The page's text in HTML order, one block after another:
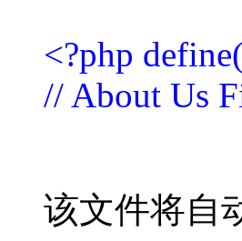
<?php
// About Us
该文件将自